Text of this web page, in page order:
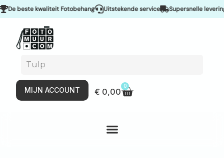
beste kwaliteit Fotobehang Uitstekende service Supersnelle levering &
MIJN ACCOUNT € 0,00
0